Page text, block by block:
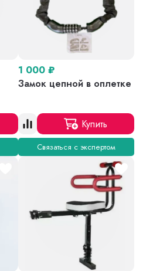
1 000 ₽
Замок цепной в оплетке
Купить
Связаться с экспертом